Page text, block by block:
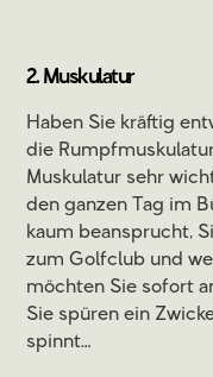
2. Muskulatur
Haben Sie kräftig
die
Muskulatur sehr
den ganzen Tag im
kaum beansprucht,
zum Golfclub und
möchten Sie sofort
Sie spüren ein
spinnt…